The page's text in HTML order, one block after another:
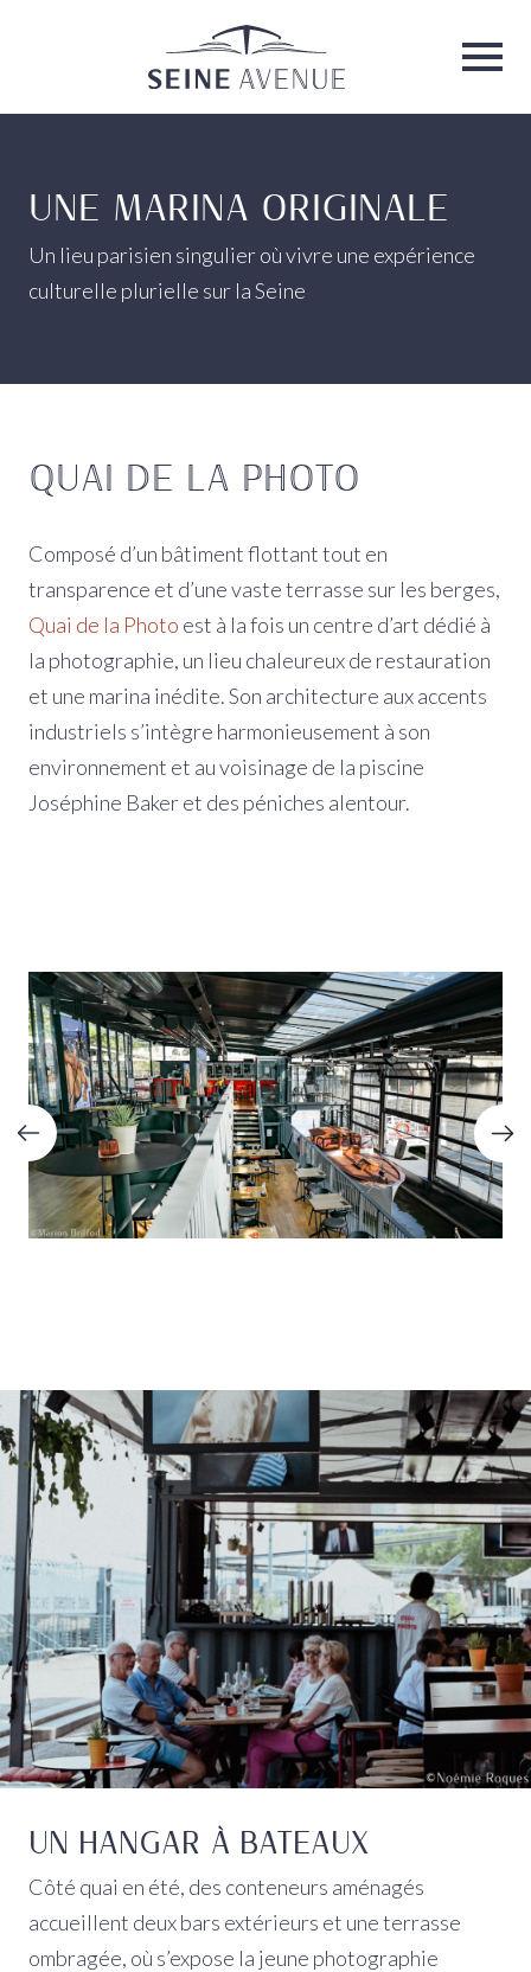
Seine Avenue
UNE MARINA ORIGINALE
Un lieu parisien singulier où vivre une expérience
culturelle plurielle sur la Seine
QUAI DE LA PHOTO
Composé d’un bâtiment flottant tout en
transparence et d’une vaste terrasse sur les berges,
Quai de la Photo est à la fois un centre d’art dédié à
la photographie, un lieu chaleureux de restauration
et une marina inédite. Son architecture aux accents
industriels s’intègre harmonieusement à son
environnement et au voisinage de la piscine
Joséphine Baker et des péniches alentour.
UN HANGAR À BATEAUX
Côté quai en été, des conteneurs aménagés
accueillent deux bars extérieurs et une terrasse
ombragée, où s’expose la jeune photographie